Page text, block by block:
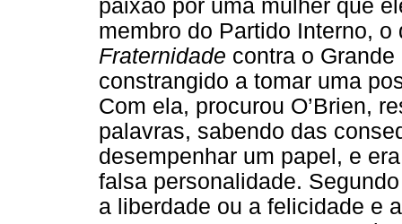
paixão por uma mulher que
membro do Partido Interno,
Fraternidade contra o
constrangido a tomar uma
Com ela, procurou O’Brien,
palavras, sabendo das
desempenhar um papel, e
falsa personalidade.
a liberdade ou a felicidade e